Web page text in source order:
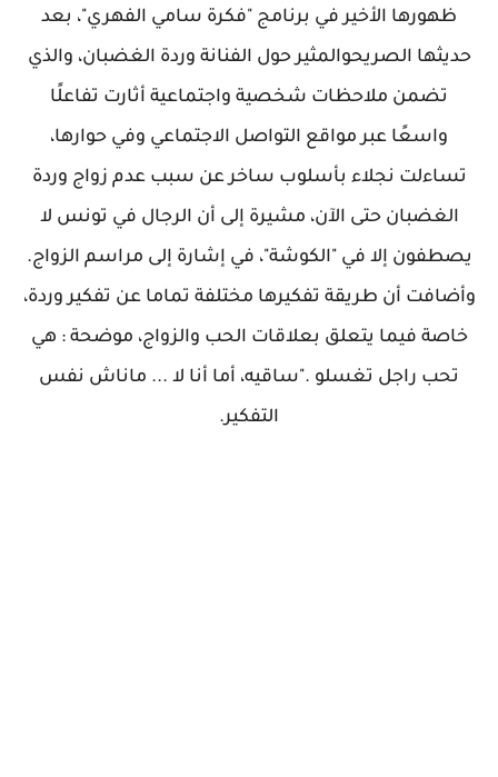
ظهورها الأخير في برنامج "فكرة سامي الفهري"، بعد
حديثها الصريحوالمثير حول الفنانة وردة الغضبان، والذي
تضمن ملاحظات شخصية واجتماعية أثارت تفاعلًا
واسعًا عبر مواقع التواصل الاجتماعي وفي حوارها،
تساءلت نجلاء بأسلوب ساخر عن سبب عدم زواج وردة
الغضبان حتى الآن، مشيرة إلى أن الرجال في تونس لا
يصطفون إلا في "الكوشة"، في إشارة إلى مراسم الزواج.
وأضافت أن طريقة تفكيرها مختلفة تماما عن تفكير وردة،
خاصة فيما يتعلق بعلاقات الحب والزواج، موضحة : هي
تحب راجل تغسلو ."ساقيه، أما أنا لا ... ماناش نفس
التفكير.